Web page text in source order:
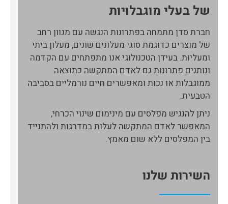
של בעלי מוגבלויות
חברת סדן מתמחה בפתרונות הנגשה עם מגוון רחב
של מוצרים כדוגמת סוגי מעלונים שונים, מעלון ביתי
ומעליות. בעידן הטכנולוגי אנו מתפתחים עם הקדמה
ונותנים פתרונות גם לאדם המתקשה כתוצאה
ממוגבלות או נכות ומאפשרים חיים נורמליים בסביבה
הטבעית.
ניתן להנגיש מפלסים עם מינימום שינוי הכרחי,
המאפשר לאדם המתקשה לעלות במדרגות ולהתנייד
בין המפלסים ללא שום מאמץ.
השירות שלנו